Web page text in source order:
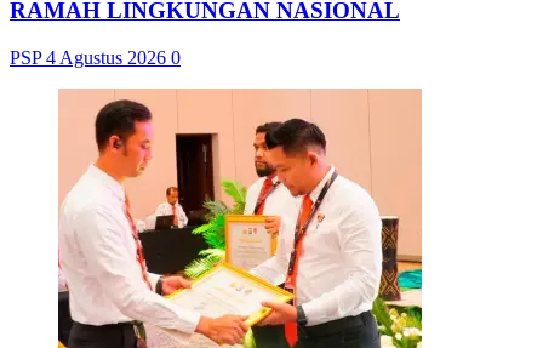
RAMAH LINGKUNGAN NASIONAL
PSP4 Agustus 2026 0